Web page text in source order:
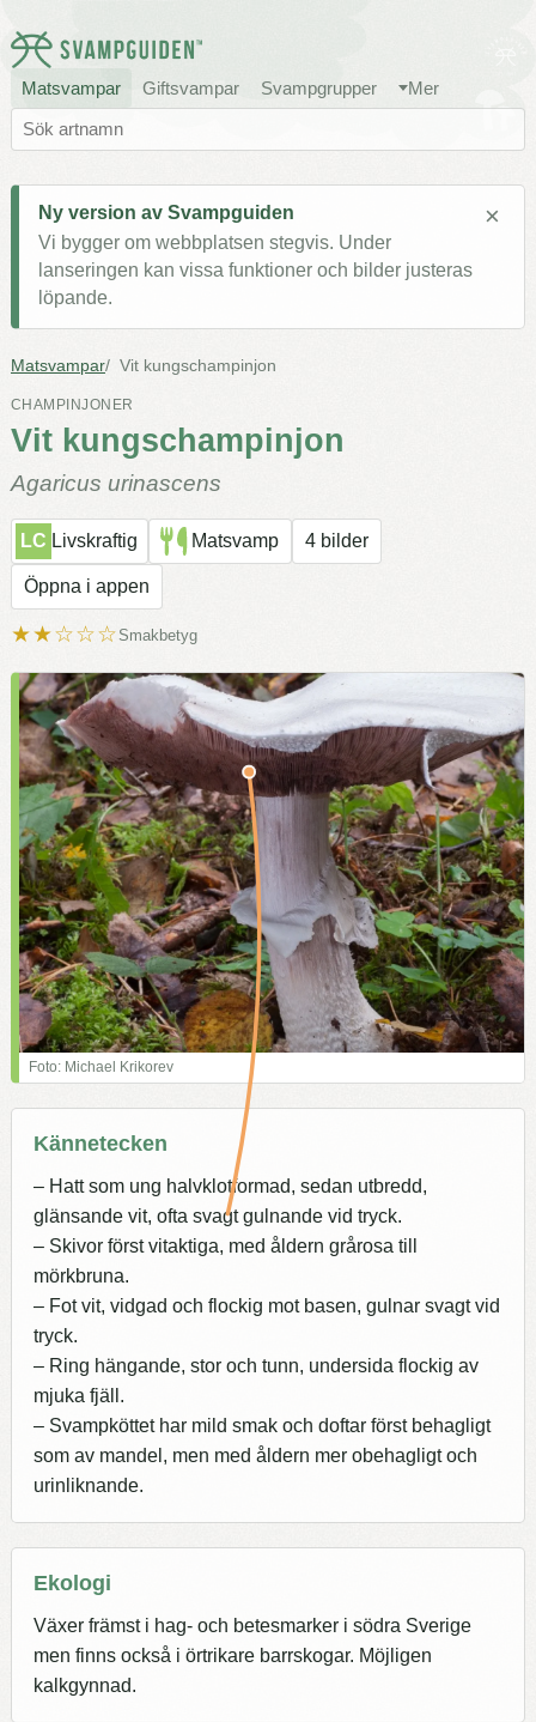
Matsvampar Giftsvampar Svampgrupper Mer
Ny version av Svampguiden
Vi bygger om webbplatsen stegvis. Under
lanseringen kan vissa funktioner och bilder justeras
löpande.
×
Matsvampar Vit kungschampinjon
CHAMPINJONER
Vit kungschampinjon
Agaricus urinascens
LC Livskraftig Matsvamp 4 bilder
Öppna i appen
★★☆☆☆Smakbetyg
Foto: Michael Krikorev
Kännetecken
– Hatt som ung halvklotformad, sedan utbredd,
glänsande vit, ofta svagt gulnande vid tryck.
– Skivor först vitaktiga, med åldern grårosa till
mörkbruna.
– Fot vit, vidgad och flockig mot basen, gulnar svagt vid
tryck.
– Ring hängande, stor och tunn, undersida flockig av
mjuka fjäll.
– Svampköttet har mild smak och doftar först behagligt
som av mandel, men med åldern mer obehagligt och
urinliknande.
Ekologi
Växer främst i hag- och betesmarker i södra Sverige
men finns också i örtrikare barrskogar. Möjligen
kalkgynnad.